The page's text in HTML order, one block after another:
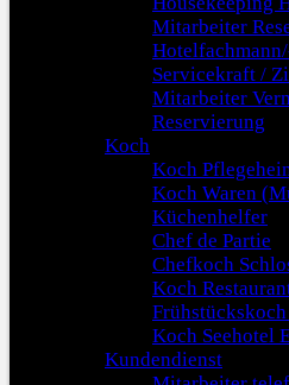
Mitarbeiter
Servicekraft /
Mitarbeiter
Reservierung
Koch
Koch
Koch Waren
Küchenhelfer
Chef de Partie
Chefkoch
Koch
Koch Seehotel
Kundendienst